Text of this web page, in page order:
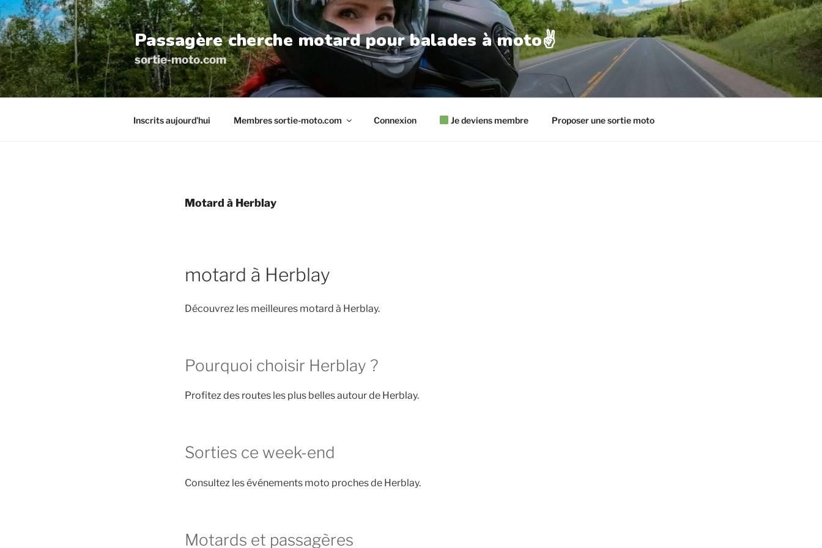
Aller
au
contenu
principal
Passagère cherche motard pour balades à moto✌️
sortie-moto.com
Inscrits aujourd’hui Membres sortie-moto.com Connexion Je deviens membre Proposer une sortie moto
Motard à Herblay
motard à Herblay
Découvrez les meilleures motard à Herblay.
Pourquoi choisir Herblay ?
Profitez des routes les plus belles autour de Herblay.
Sorties ce week-end
Consultez les événements moto proches de Herblay.
Motards et passagères